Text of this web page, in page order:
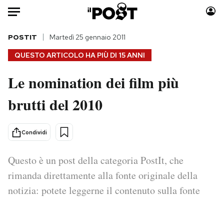
Auto
HOME
Italia
Politica
Tecnologia
Internet
Scienza
Cultura
Moda
Media
Europa
QUESTO ARTICOLO HA PIÙ DI 15 ANNI
POSTIT Martedì 25 gennaio 2011
Le nomination dei film più
brutti del 2010
Condividi
Questo è un post della categoria PostIt, che
rimanda direttamente alla fonte originale della
notizia: potete leggerne il contenuto sulla fonte